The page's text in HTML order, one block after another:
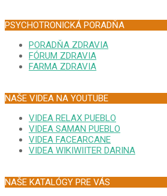
PSYCHOTRONICKÁ PORADŇA
PORADŇA ZDRAVIA
FÓRUM ZDRAVIA
FARMA ZDRAVIA
NAŠE VIDEA NA YOUTUBE
VIDEA RELAX PUEBLO
VIDEA SAMAN PUEBLO
VIDEA FACEARCANE
VIDEA WIKIWIITER DARINA
NAŠE KATALÓGY PRE VÁS